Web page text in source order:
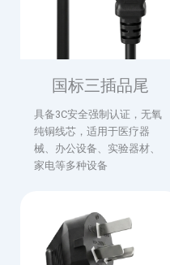
国标三插品尾
具备3C安全强制认证，无氧
纯铜线芯，适用于医疗器
械、办公设备、实验器材、
家电等多种设备